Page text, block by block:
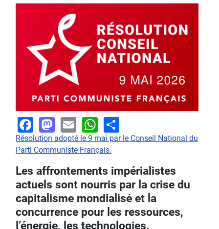
Facebook
Mastodon
EmailWhatsApp
Résolution adopté le 9 mai par le Conseil National du
Parti Communiste Français.
Les affrontements impérialistes
actuels sont nourris par la crise du
capitalisme mondialisé et la
concurrence pour les ressources,
l’énergie, les technologies.